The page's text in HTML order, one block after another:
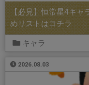
【必見】恒常星4キャ
めリストはコチラ
キャラ
2026.08.03